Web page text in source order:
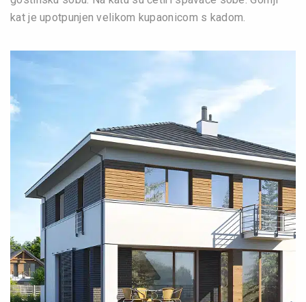
kat je upotpunjen velikom kupaonicom s kadom.